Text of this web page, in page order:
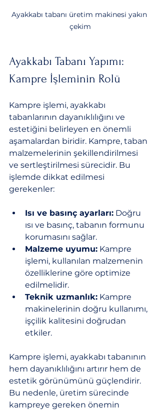
Ayakkabı tabanı üretim makinesi yakın
çekim
Ayakkabı Tabanı Yapımı:
Kampre İşleminin Rolü
Kampre işlemi, ayakkabı
tabanlarının dayanıklılığını ve
estetiğini belirleyen en önemli
aşamalardan biridir. Kampre, taban
malzemelerinin şekillendirilmesi
ve sertleştirilmesi sürecidir. Bu
işlemde dikkat edilmesi
gerekenler:
Isı ve basınç ayarları: Doğru
ısı ve basınç, tabanın formunu
korumasını sağlar.
Malzeme uyumu: Kampre
işlemi, kullanılan malzemenin
özelliklerine göre optimize
edilmelidir.
Teknik uzmanlık: Kampre
makinelerinin doğru kullanımı,
işçilik kalitesini doğrudan
etkiler.
Kampre işlemi, ayakkabı tabanının
hem dayanıklılığını artırır hem de
estetik görünümünü güçlendirir.
Bu nedenle, üretim sürecinde
kampreye gereken önemin